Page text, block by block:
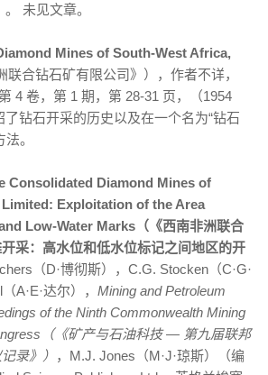
未见文章。
Mines of South-West Africa,
联合钻石矿有限公司》），作者不详，
4 卷，第 1 期，第 28-31 页，（1954
钻石开采的历史以及在一个名为“钻石
。
Consolidated Diamond Mines of
Exploitation of the Area
Low-Water Marks（《西南非洲联合
采：高水位和低水位标记之间地区的开
（D·博彻斯），C.G. Stocken（C·G·
A·E·达尔）， Mining and Petroleum
of the Ninth Commonwealth Mining
（《矿产与石油科技 — 第九届联邦
录》） ，M.J. Jones（M·J·琼斯）（编